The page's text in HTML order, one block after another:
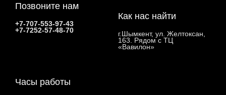
Позвоните нам
+7-707-553-97-43
+7-7252-57-48-70
Как нас найти
г.Шымкент, ул. Желтоксан,
163. Рядом с ТЦ
«Вавилон»
Часы работы